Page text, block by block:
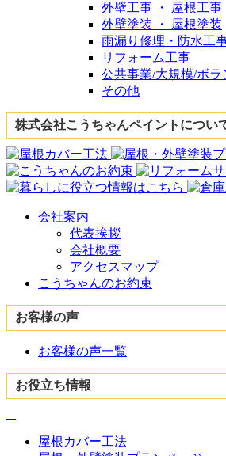
外壁工事 ・ 屋根工事
外壁塗装 ・ 屋根塗装
雨漏り修理・防水工
リフォーム工事
公共事業/大規模/ボラ
その他
株式会社こうちゃんペイントについ
会社案内
代表挨拶
会社概要
アクセスマップ
こうちゃんのお約束
お客様の声
お客様の声一覧
お役立ち情報
屋根カバー工法